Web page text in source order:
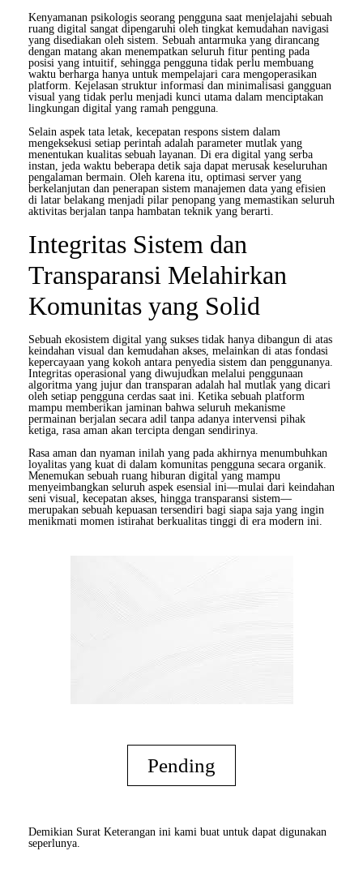
Kenyamanan psikologis seorang pengguna saat menjelajahi sebuah
ruang digital sangat dipengaruhi oleh tingkat kemudahan navigasi
yang disediakan oleh sistem. Sebuah antarmuka yang dirancang
dengan matang akan menempatkan seluruh fitur penting pada
posisi yang intuitif, sehingga pengguna tidak perlu membuang
waktu berharga hanya untuk mempelajari cara mengoperasikan
platform. Kejelasan struktur informasi dan minimalisasi gangguan
visual yang tidak perlu menjadi kunci utama dalam menciptakan
lingkungan digital yang ramah pengguna.
Selain aspek tata letak, kecepatan respons sistem dalam
mengeksekusi setiap perintah adalah parameter mutlak yang
menentukan kualitas sebuah layanan. Di era digital yang serba
instan, jeda waktu beberapa detik saja dapat merusak keseluruhan
pengalaman bermain. Oleh karena itu, optimasi server yang
berkelanjutan dan penerapan sistem manajemen data yang efisien
di latar belakang menjadi pilar penopang yang memastikan seluruh
aktivitas berjalan tanpa hambatan teknik yang berarti.
Integritas Sistem dan
Transparansi Melahirkan
Komunitas yang Solid
Sebuah ekosistem digital yang sukses tidak hanya dibangun di atas
keindahan visual dan kemudahan akses, melainkan di atas fondasi
kepercayaan yang kokoh antara penyedia sistem dan penggunanya.
Integritas operasional yang diwujudkan melalui penggunaan
algoritma yang jujur dan transparan adalah hal mutlak yang dicari
oleh setiap pengguna cerdas saat ini. Ketika sebuah platform
mampu memberikan jaminan bahwa seluruh mekanisme
permainan berjalan secara adil tanpa adanya intervensi pihak
ketiga, rasa aman akan tercipta dengan sendirinya.
Rasa aman dan nyaman inilah yang pada akhirnya menumbuhkan
loyalitas yang kuat di dalam komunitas pengguna secara organik.
Menemukan sebuah ruang hiburan digital yang mampu
menyeimbangkan seluruh aspek esensial ini—mulai dari keindahan
seni visual, kecepatan akses, hingga transparansi sistem—
merupakan sebuah kepuasan tersendiri bagi siapa saja yang ingin
menikmati momen istirahat berkualitas tinggi di era modern ini.
Pending
Demikian Surat Keterangan ini kami buat untuk dapat digunakan
seperlunya.